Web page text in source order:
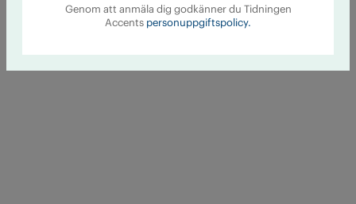
Genom att anmäla dig godkänner du Tidningen
Accents personuppgiftspolicy.